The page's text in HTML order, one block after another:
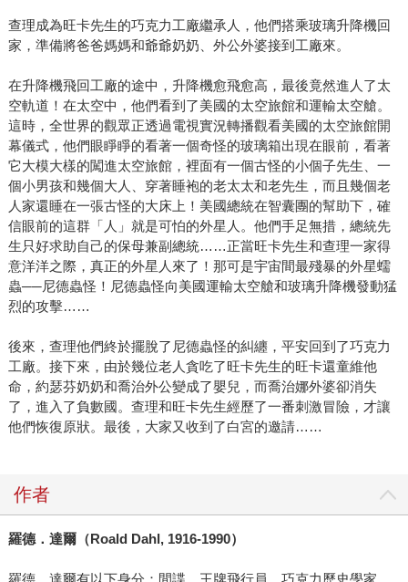
查理成為旺卡先生的巧克力工廠繼承人，他們搭乘玻璃升降機回
家，準備將爸爸媽媽和爺爺奶奶、外公外婆接到工廠來。
在升降機飛回工廠的途中，升降機愈飛愈高，最後竟然進人了太
空軌道！在太空中，他們看到了美國的太空旅館和運輸太空艙。
這時，全世界的觀眾正透過電視實況轉播觀看美國的太空旅館開
幕儀式，他們眼睜睜的看著一個奇怪的玻璃箱出現在眼前，看著
它大模大樣的闖進太空旅館，裡面有一個古怪的小個子先生、一
個小男孩和幾個大人、穿著睡袍的老太太和老先生，而且幾個老
人家還睡在一張古怪的大床上！美國總統在智囊團的幫助下，確
信眼前的這群「人」就是可怕的外星人。他們手足無措，總統先
生只好求助自己的保母兼副總統……正當旺卡先生和查理一家得
意洋洋之際，真正的外星人來了！那可是宇宙間最殘暴的外星蠕
蟲──尼德蟲怪！尼德蟲怪向美國運輸太空艙和玻璃升降機發動猛
烈的攻擊……
後來，查理他們終於擺脫了尼德蟲怪的糾纏，平安回到了巧克力
工廠。接下來，由於幾位老人貪吃了旺卡先生的旺卡還童維他
命，約瑟芬奶奶和喬治外公變成了嬰兒，而喬治娜外婆卻消失
了，進入了負數國。查理和旺卡先生經歷了一番刺激冒險，才讓
他們恢復原狀。最後，大家又收到了白宮的邀請……
作者
羅德．達爾（Roald Dahl, 1916-1990）
羅德．達爾有以下身分：間諜、王牌飛行員、巧克力歷史學家，